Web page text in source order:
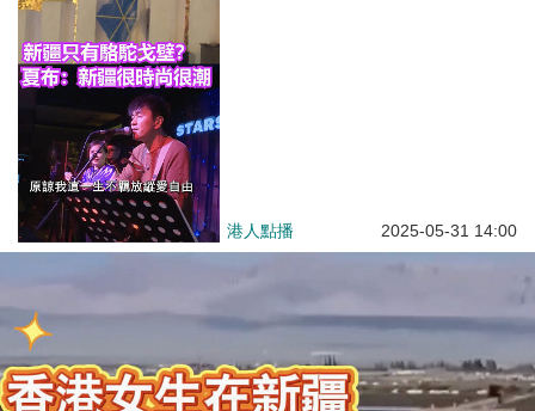
港人點播 2025-05-31 14:00